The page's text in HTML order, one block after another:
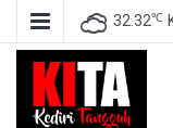
32.32℃